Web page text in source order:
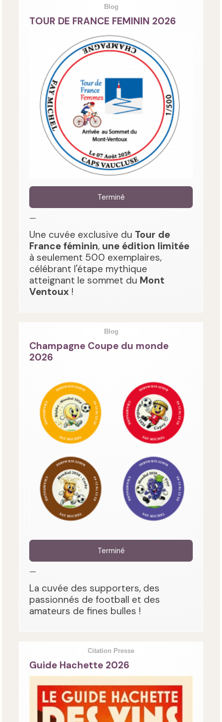
Blog
TOUR DE FRANCE FEMININ 2026
Terminé
—
Une cuvée exclusive du Tour de
France féminin, une édition limitée
à seulement 500 exemplaires,
célébrant l'étape mythique
atteignant le sommet du Mont
Ventoux !
Blog
Champagne Coupe du monde
2026
Terminé
—
La cuvée des supporters, des
passionnés de football et des
amateurs de fines bulles !
Citation Presse
Guide Hachette 2026